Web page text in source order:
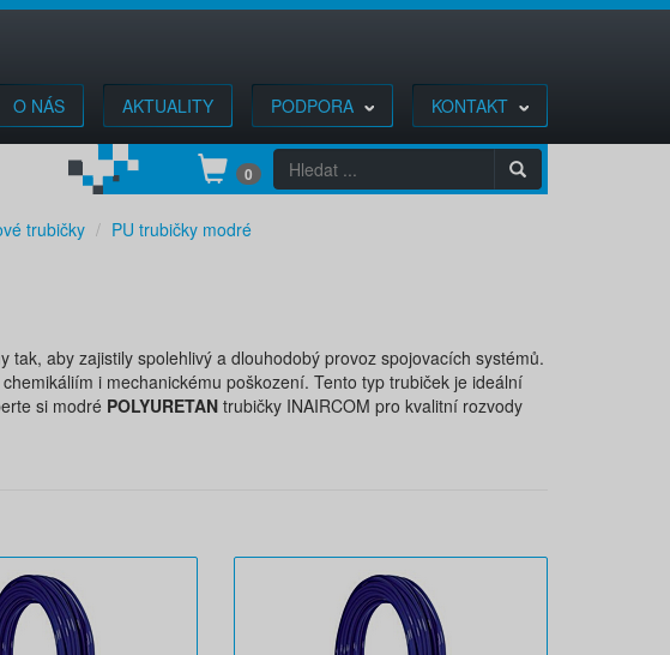
O NÁS AKTUALITY PODPORA KONTAKT
0
trubičky PU trubičky modré
aby zajistily spolehlivý a dlouhodobý provoz spojovacích systémů.
i mechanickému poškození. Tento typ trubiček je ideální
si modré POLYURETAN trubičky INAIRCOM pro kvalitní rozvody